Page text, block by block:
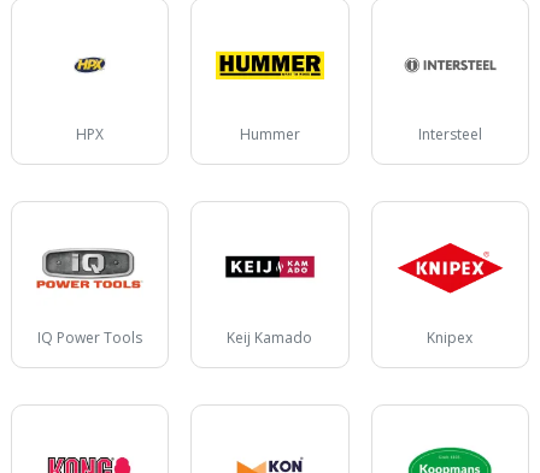
HPX Hummer Intersteel
IQ Power Tools Keij Kamado Knipex